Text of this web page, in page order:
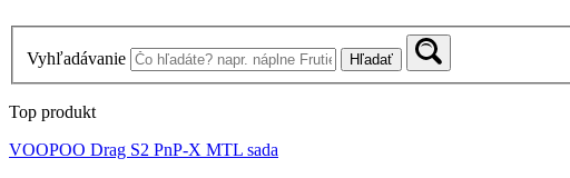
Vyhľadávanie Hľadať
Top produkt
VOOPOO Drag S2 PnP-X MTL sada